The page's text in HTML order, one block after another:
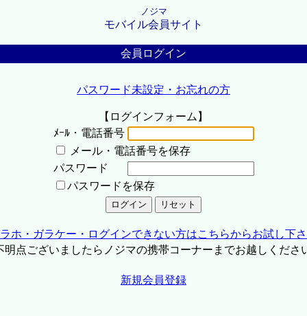
ノジマ
モバイル会員サイト
会員ログイン
パスワード未設定・お忘れの方
【ログインフォーム】
ﾒｰﾙ・電話番号
メール・電話番号を保存
パスワード
パスワードを保存
ホ・ガラケー・ログインできない方はこちらからお試し下
点ございましたらノジマの携帯コーナーまでお越しくださ
新規会員登録